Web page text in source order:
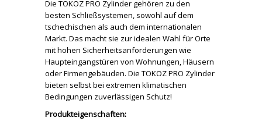
Die TOKOZ PRO Zylinder gehören zu den
besten Schließsystemen, sowohl auf dem
tschechischen als auch dem internationalen
Markt. Das macht sie zur idealen Wahl für Orte
mit hohen Sicherheitsanforderungen wie
Haupteingangstüren von Wohnungen, Häusern
oder Firmengebäuden. Die TOKOZ PRO Zylinder
bieten selbst bei extremen klimatischen
Bedingungen zuverlässigen Schutz!
Produkteigenschaften: